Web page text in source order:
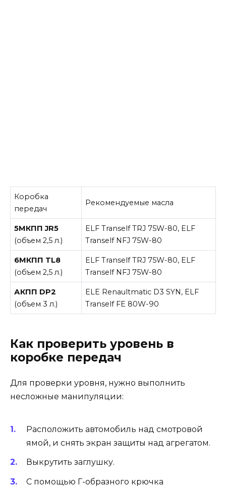
Коробка
передач
Рекомендуемые масла
5МКПП JR5
(объем 2,5 л.)
ELF Tranself TRJ 75W-80, ELF
Tranself NFJ 75W-80
6МКПП TL8
(объем 2,5 л.)
ELF Tranself TRJ 75W-80, ELF
Tranself NFJ 75W-80
АКПП DP2
(объем 3 л.)
ELE Renaultmatic D3 SYN, ELF
Tranself FE 80W-90
Как проверить уровень в
коробке передач
Для проверки уровня, нужно выполнить
несложные манипуляции:
Расположить автомобиль над смотровой
ямой, и снять экран защиты над агрегатом.
Выкрутить заглушку.
С помощью Г-образного крючка